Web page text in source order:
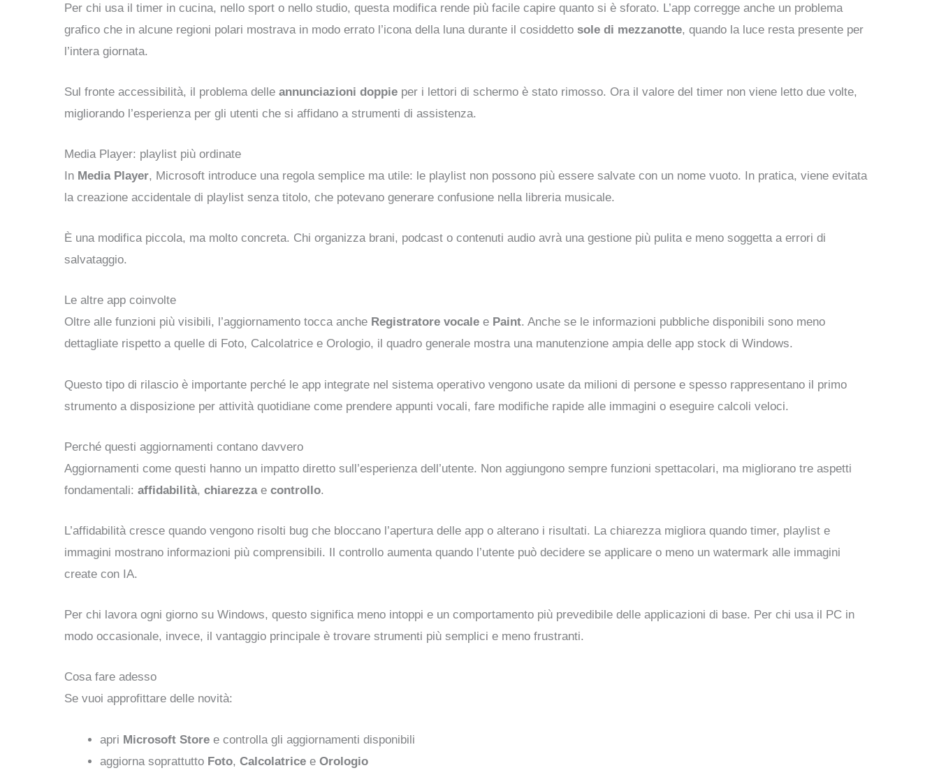
Per chi usa il timer in cucina, nello sport o nello studio, questa modifica rende più facile capire quanto si è sforato. L’app corregge anche un problema
grafico che in alcune regioni polari mostrava in modo errato l’icona della luna durante il cosiddetto sole di mezzanotte, quando la luce resta presente per
l’intera giornata.
Sul fronte accessibilità, il problema delle annunciazioni doppie per i lettori di schermo è stato rimosso. Ora il valore del timer non viene letto due volte,
migliorando l’esperienza per gli utenti che si affidano a strumenti di assistenza.
Media Player: playlist più ordinate
In Media Player, Microsoft introduce una regola semplice ma utile: le playlist non possono più essere salvate con un nome vuoto. In pratica, viene evitata
la creazione accidentale di playlist senza titolo, che potevano generare confusione nella libreria musicale.
È una modifica piccola, ma molto concreta. Chi organizza brani, podcast o contenuti audio avrà una gestione più pulita e meno soggetta a errori di
salvataggio.
Le altre app coinvolte
Oltre alle funzioni più visibili, l’aggiornamento tocca anche Registratore vocale e Paint. Anche se le informazioni pubbliche disponibili sono meno
dettagliate rispetto a quelle di Foto, Calcolatrice e Orologio, il quadro generale mostra una manutenzione ampia delle app stock di Windows.
Questo tipo di rilascio è importante perché le app integrate nel sistema operativo vengono usate da milioni di persone e spesso rappresentano il primo
strumento a disposizione per attività quotidiane come prendere appunti vocali, fare modifiche rapide alle immagini o eseguire calcoli veloci.
Perché questi aggiornamenti contano davvero
Aggiornamenti come questi hanno un impatto diretto sull’esperienza dell’utente. Non aggiungono sempre funzioni spettacolari, ma migliorano tre aspetti
fondamentali: affidabilità, chiarezzae controllo.
L’affidabilità cresce quando vengono risolti bug che bloccano l’apertura delle app o alterano i risultati. La chiarezza migliora quando timer, playlist e
immagini mostrano informazioni più comprensibili. Il controllo aumenta quando l’utente può decidere se applicare o meno un watermark alle immagini
create con IA.
Per chi lavora ogni giorno su Windows, questo significa meno intoppi e un comportamento più prevedibile delle applicazioni di base. Per chi usa il PC in
modo occasionale, invece, il vantaggio principale è trovare strumenti più semplici e meno frustranti.
Cosa fare adesso
Se vuoi approfittare delle novità:
apri Microsoft Store e controlla gli aggiornamenti disponibili
aggiorna soprattutto Foto, Calcolatrice e Orologio